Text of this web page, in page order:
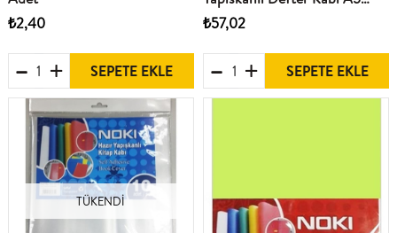
₺2,40
SEPETE EKLE
Kirmizi 10Lu
₺57,02
SEPETE EKLE
TÜKENDI